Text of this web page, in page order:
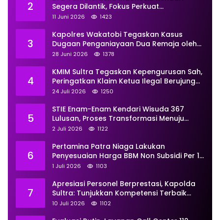
2
Segera Dilantik, Fokus Perkuat
Pemberdayaan
11 Juni 2026 1423
3
Kapolres Wakatobi Tegaskan Kasus
Dugaan Penganiayaan Dua Remaja oleh
Dua Anggota Ditangani Secara
28 Juni 2026 1378
4
KMIM Sultra Tegaskan Kepengurusan Sah,
Peringatkan Klaim Ketua Ilegal Berujung
Proses Hukum
24 Juli 2026 1250
5
STIE Enam-Enam Kendari Wisuda 367
Lulusan, Proses Transformasi Menuju
Universitas Resmi Diterima
2 Juli 2026 1122
6
Pertamina Patra Niaga Lakukan
Penyesuaian Harga BBM Non Subsidi Per 1
Juli 2026, Berikut Rinciannya
1 Juli 2026 1103
7
Apresiasi Personel Berprestasi, Kapolda
Sultra: Tunjukkan Kompetensi Terbaik
untuk Masyarakat
10 Juli 2026 1102